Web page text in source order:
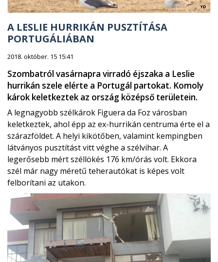
A LESLIE HURRIKÁN PUSZTÍTÁSA
PORTUGÁLIÁBAN
2018. október. 15 15:41
Szombatról vasárnapra virradó éjszaka a Leslie
hurrikán szele elérte a Portugál partokat. Komoly
károk keletkeztek az ország középső területein.
A legnagyobb szélkárok Figuera da Foz városban
keletkeztek, ahol épp az ex-hurrikán centruma érte el a
szárazföldet. A helyi kikötőben, valamint kempingben
látványos pusztítást vitt véghe a szélvihar. A
legerősebb mért széllökés 176 km/órás volt. Ekkora
szél már nagy méretű teherautókat is képes volt
felborítani az utakon.